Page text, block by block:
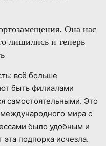
Она нас
лишились и теперь
всё больше
быть филиалами
самостоятельными. Это
мира с
было удобным и
подпорка исчезла.